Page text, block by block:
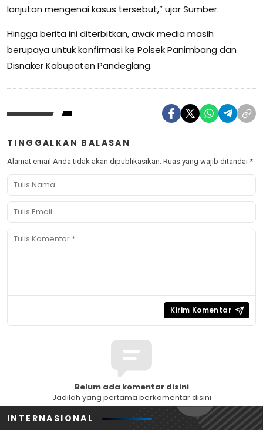
lanjutan mengenai kasus tersebut,” ujar Sumber.
Hingga berita ini diterbitkan, awak media masih
berupaya untuk konfirmasi ke Polsek Panimbang dan
Disnaker Kabupaten Pandeglang.
TINGGALKAN BALASAN
Alamat email Anda tidak akan dipublikasikan. Ruas yang wajib ditandai *
Belum ada komentar disini
Jadilah yang pertama berkomentar disini
INTERNASIONAL